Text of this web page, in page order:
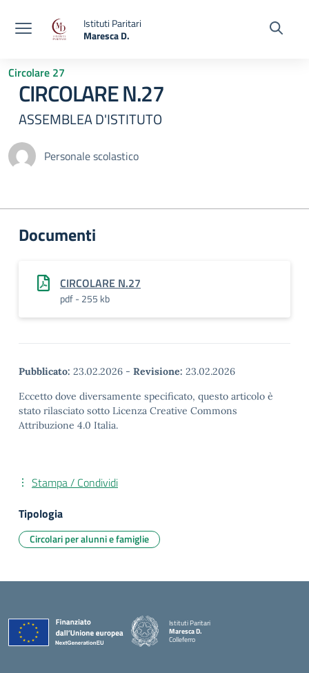
Istituti Paritari
Maresca D.
Circolare 27
CIRCOLARE N.27
ASSEMBLEA D'ISTITUTO
Personale scolastico
Documenti
CIRCOLARE N.27
pdf - 255 kb
Pubblicato: 23.02.2026 - Revisione: 23.02.2026
Eccetto dove diversamente specificato, questo articolo è
stato rilasciato sotto Licenza Creative Commons
Attribuzione 4.0 Italia.
Stampa / Condividi
Tipologia
Circolari per alunni e famiglie
Istituti Paritari
Maresca D.
Colleferro